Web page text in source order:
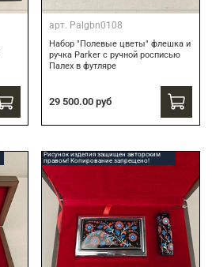
арт. Palgbn0108
Набор "Полевые цветы" флешка и
ручка Parker с ручной росписью
Палех в футляре
29 500.00 руб
Рисунок изделия защищен авторским
правом! Копирование запрещено!